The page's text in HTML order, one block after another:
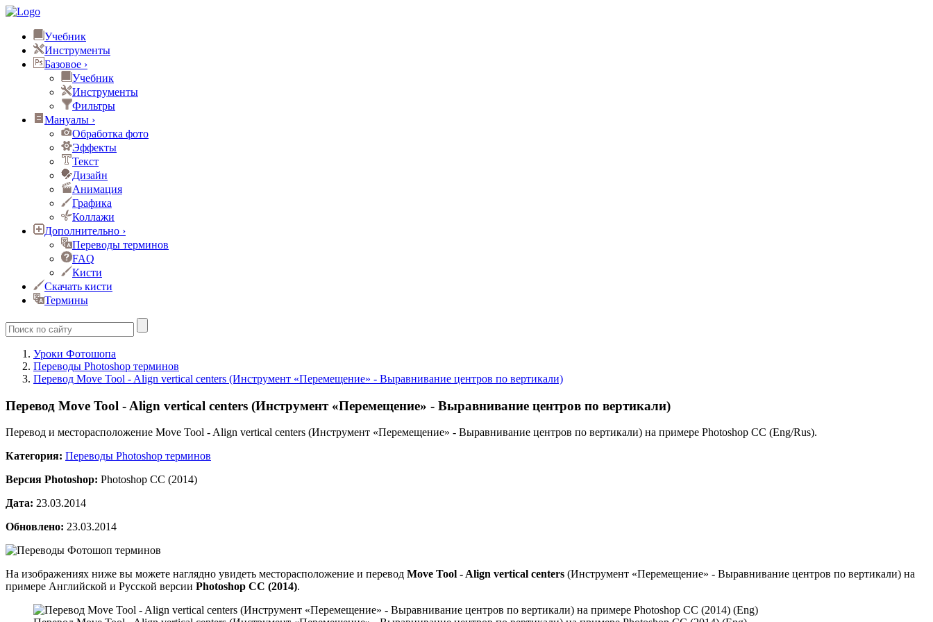
Учебник
Инструменты
Базовое ›
Учебник
Инструменты
Фильтры
Мануалы ›
Обработка фото
Эффекты
Текст
Дизайн
Анимация
Графика
Коллажи
Дополнительно ›
Переводы терминов
FAQ
Кисти
Скачать кисти
Термины
Уроки Фотошопа
Переводы Photoshop терминов
Перевод Move Tool - Align vertical centers (Инструмент «Перемещение» - Выравнивание центров по вертикали)
Перевод Move Tool - Align vertical centers (Инструмент «Перемещение» - Выравнивание центров по вертикали)
Перевод и месторасположение Move Tool - Align vertical centers (Инструмент «Перемещение» - Выравнивание центров по вертикали) на примере Photoshop CC (Eng/Rus).
Категория: Переводы Photoshop терминов
Версия Photoshop: Photoshop CC (2014)
Дата: 23.03.2014
Обновлено: 23.03.2014
На изображениях ниже вы можете наглядно увидеть месторасположение и перевод Move Tool - Align vertical centers (Инструмент «Перемещение» - Выравнивание центров по вертикали) на
примере Английской и Русской версии Photoshop CC (2014).